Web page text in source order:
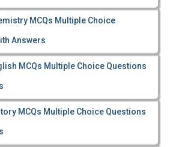
MCQs Multiple Choice
Answers
MCQs Multiple Choice Questions
MCQs Multiple Choice Questions